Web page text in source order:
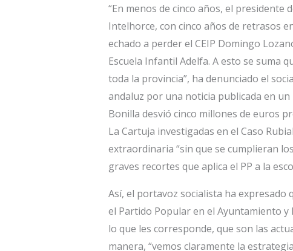
“En menos de cinco años, el presidente
Intelhorce, con cinco años de retrasos
echado a perder el CEIP Domingo
Escuela Infantil Adelfa. A esto se suma
toda la provincia”, ha denunciado el
andaluz por una noticia publicada en
Bonilla desvió cinco millones de euros
La Cartuja investigadas en el Caso
extraordinaria “sin que se cumplieran
graves recortes que aplica el PP a la
Así, el portavoz socialista ha expresado
el Partido Popular en el Ayuntamiento y
lo que les corresponde, que son las
manera, “vemos claramente la